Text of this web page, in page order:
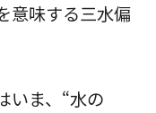
意味する三水偏
いま、“水の